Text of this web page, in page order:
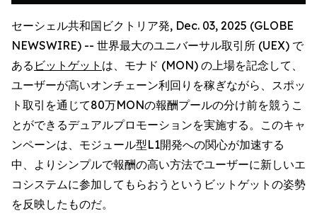
セーシェル共和国ビクトリア発, Dec. 03, 2025 (GLOBE
NEWSWIRE) -- 世界最大のユニバーサル取引所 (UEX) で
ある ビットゲット は、モナド (MON) の上場を記念して、
ユーザーが高いオンチェーン利回りを稼ぎながら、スポッ
ト取引を通じて80万MONの報酬プールの分け前を競うこ
とができるデュアルプロモーションを実施する。このキャ
ンペーンは、モジュール型L1開発への関心が加速する
中、よりシンプルで報酬の高い方法でユーザーに新しいエ
コシステムに参加してもらおうというビットゲットの姿勢
を反映したものだ。